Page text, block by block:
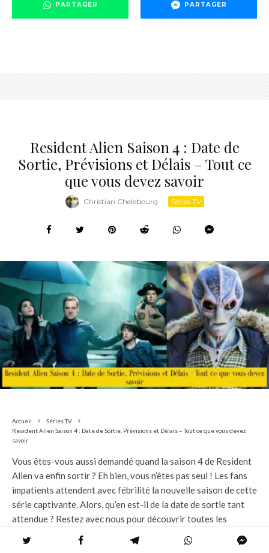
PARTAGER PARTAGER
Resident Alien Saison 4 : Date de
Sortie, Prévisions et Délais – Tout ce
que vous devez savoir
Christian Chelebourg · Séries TV
Accueil
Séries TV
Resident Alien Saison 4 : Date de Sortie, Prévisions et Délais – Tout ce que vous devez
savoir
Vous êtes-vous aussi demandé quand la saison 4 de Resident
Alien va enfin sortir ? Eh bien, vous n’êtes pas seul ! Les fans
impatients attendent avec fébrilité la nouvelle saison de cette
série captivante. Alors, qu’en est-il de la date de sortie tant
attendue ? Restez avec nous pour découvrir toutes les
rumeurs, les prévisions et les raisons de ce suspense